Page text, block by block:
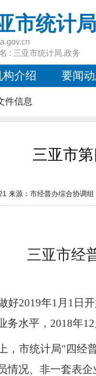
市统计局
: 三亚市统计局.政务
构介绍 要闻
件信息
三亚市
来源： 市经普办综合协调组
三亚市经
好2019年1月 1 日
务水平， 2018年12
，市统计局"四经
情况、非一套表